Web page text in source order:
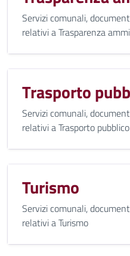
Servizi comunali,
relativi a Trasparenza
Trasporto
Servizi comunali,
relativi a Trasporto pubblico
Turismo
Servizi comunali,
relativi a Turismo